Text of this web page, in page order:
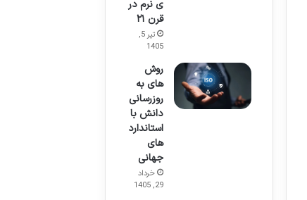
ی نرم در
قرن ۲۱
تیر 5,
1405
روش
های به
روزرسانی
دانش با
استاندارد
های
جهانی
خرداد
29, 1405